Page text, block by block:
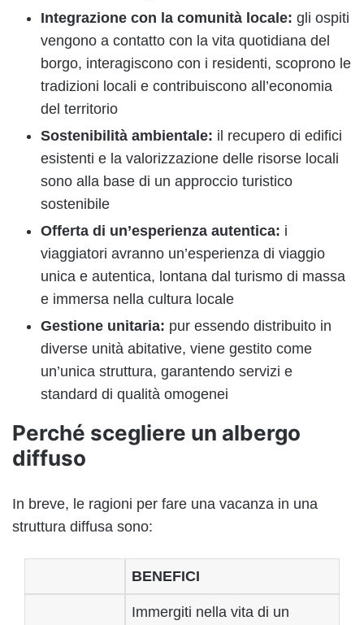
Integrazione con la comunità locale: gli ospiti
vengono a contatto con la vita quotidiana del
borgo, interagiscono con i residenti, scoprono le
tradizioni locali e contribuiscono all’economia
del territorio
Sostenibilità ambientale: il recupero di edifici
esistenti e la valorizzazione delle risorse locali
sono alla base di un approccio turistico
sostenibile
Offerta di un’esperienza autentica: i
viaggiatori avranno un’esperienza di viaggio
unica e autentica, lontana dal turismo di massa
e immersa nella cultura locale
Gestione unitaria: pur essendo distribuito in
diverse unità abitative, viene gestito come
un’unica struttura, garantendo servizi e
standard di qualità omogenei
Perché scegliere un albergo
diffuso
In breve, le ragioni per fare una vacanza in una
struttura diffusa sono:
BENEFICI
Immergiti nella vita di un